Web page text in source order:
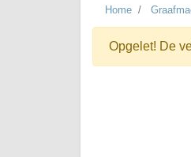
Home
Opgelet! De